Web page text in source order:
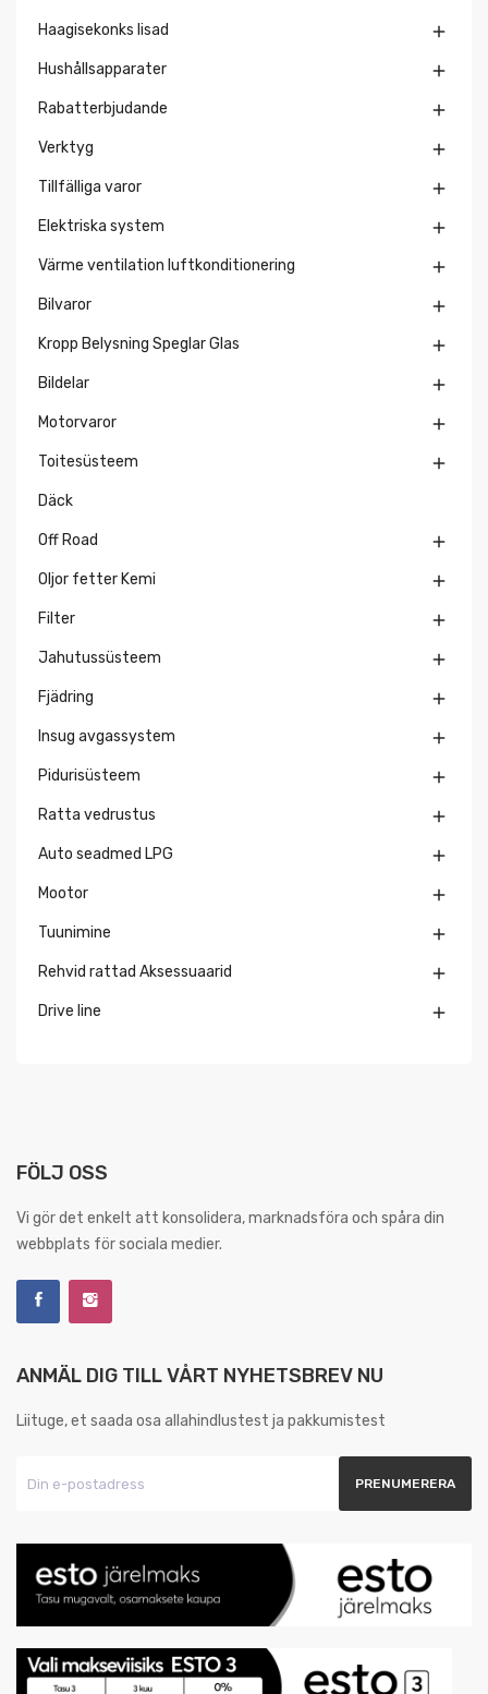
Haagisekonks lisad 
Hushållsapparater 
Rabatterbjudande 
Verktyg 
Tillfälliga varor 
Elektriska system 
Värme ventilation luftkonditionering 
Bilvaror 
Kropp Belysning Speglar Glas 
Bildelar 
Motorvaror 
Toitesüsteem 
Däck
Off Road 
Oljor fetter Kemi 
Filter 
Jahutussüsteem 
Fjädring 
Insug avgassystem 
Pidurisüsteem 
Ratta vedrustus 
Auto seadmed LPG 
Mootor 
Tuunimine 
Rehvid rattad Aksessuaarid 
Drive line 
FÖLJ OSS
Vi gör det enkelt att konsolidera, marknadsföra och spåra din
webbplats för sociala medier.
ANMÄL DIG TILL VÅRT NYHETSBREV NU
Liituge, et saada osa allahindlustest ja pakkumistest